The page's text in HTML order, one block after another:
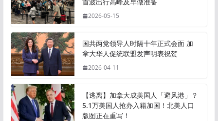
首波出行高峰及早做准备
2026-05-15
国共两党领导人时隔十年正式会面 加
拿大华人促统联盟发声明表祝贺
2026-04-11
【逃离】加拿大成美国人「避风港」？
5.1万美国人抢办入籍加国！北美人口
版图正在重写！